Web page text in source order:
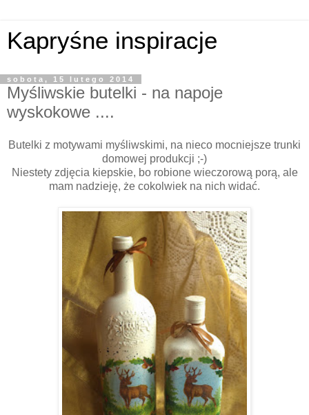
Kapryśne inspiracje
sobota, 15 lutego 2014
Myśliwskie butelki - na napoje
wyskokowe ....
Butelki z motywami myśliwskimi, na nieco mocniejsze trunki
domowej produkcji ;-)
Niestety zdjęcia kiepskie, bo robione wieczorową porą, ale
mam nadzieję, że cokolwiek na nich widać.